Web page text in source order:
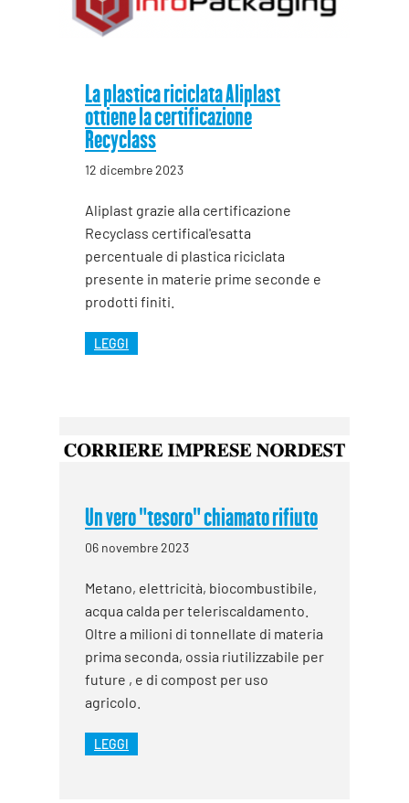
La plastica riciclata Aliplast
ottiene la certificazione
Recyclass
12 dicembre 2023
Aliplast grazie alla certificazione
Recyclass certifical'esatta
percentuale di plastica riciclata
presente in materie prime seconde e
prodotti finiti.
LEGGI
Un vero "tesoro" chiamato rifiuto
06 novembre 2023
Metano, elettricità, biocombustibile,
acqua calda per teleriscaldamento.
Oltre a milioni di tonnellate di materia
prima seconda, ossia riutilizzabile per
future , e di compost per uso
agricolo.
LEGGI